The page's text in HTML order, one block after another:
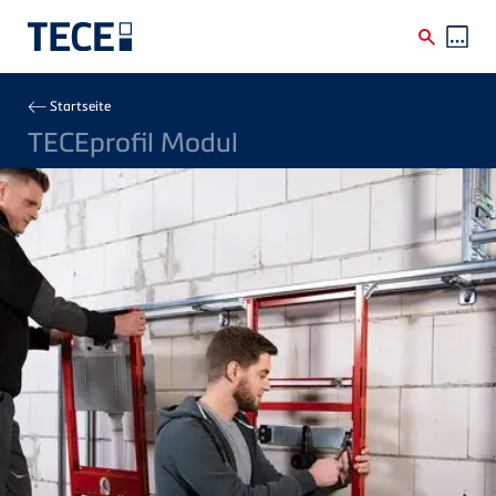
Breadcrumb
Startseite
TECEprofil Modul